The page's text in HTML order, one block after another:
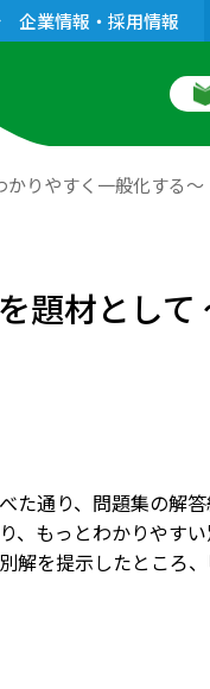
企業情報・採用情報
りやすく一般化する～
題材とし
た通り、問題集の解
、もっとわかりやす
解を提示したところ